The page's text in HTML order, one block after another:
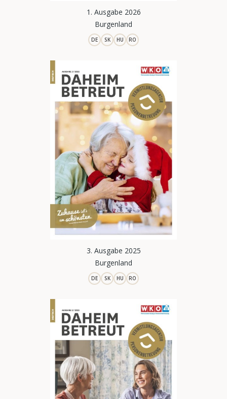
1. Ausgabe 2026
Burgenland
DE SK HU RO
3. Ausgabe 2025
Burgenland
DE SK HU RO